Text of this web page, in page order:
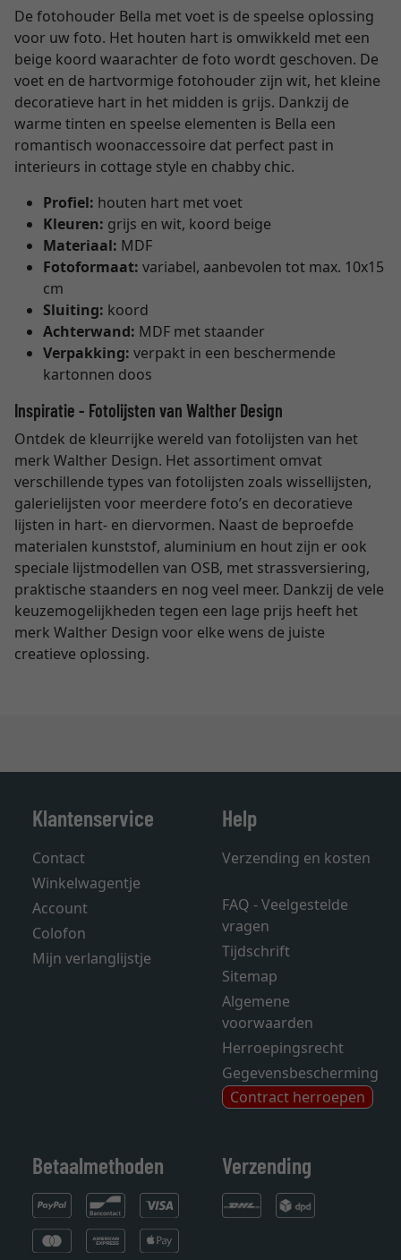
De fotohouder Bella met voet is de speelse oplossing
voor uw foto. Het houten hart is omwikkeld met een
beige koord waarachter de foto wordt geschoven. De
voet en de hartvormige fotohouder zijn wit, het kleine
decoratieve hart in het midden is grijs. Dankzij de
warme tinten en speelse elementen is Bella een
romantisch woonaccessoire dat perfect past in
interieurs in cottage style en chabby chic.
Profiel: houten hart met voet
Kleuren: grijs en wit, koord beige
Materiaal: MDF
Fotoformaat: variabel, aanbevolen tot max. 10x15
cm
Sluiting: koord
Achterwand: MDF met staander
Verpakking: verpakt in een beschermende
kartonnen doos
Inspiratie - Fotolijsten van Walther Design
Ontdek de kleurrijke wereld van fotolijsten van het
merk Walther Design. Het assortiment omvat
verschillende types van fotolijsten zoals wissellijsten,
galerielijsten voor meerdere foto’s en decoratieve
lijsten in hart- en diervormen. Naast de beproefde
materialen kunststof, aluminium en hout zijn er ook
speciale lijstmodellen van OSB, met strassversiering,
praktische staanders en nog veel meer. Dankzij de vele
keuzemogelijkheden tegen een lage prijs heeft het
merk Walther Design voor elke wens de juiste
creatieve oplossing.
Klantenservice
Contact
Winkelwagentje
Account
Colofon
Mijn verlanglijstje
Help
Verzending en kosten
FAQ - Veelgestelde
vragen
Tijdschrift
Sitemap
Algemene
voorwaarden
Herroepingsrecht
Gegevensbescherming
Contract herroepen
Betaalmethoden Verzending